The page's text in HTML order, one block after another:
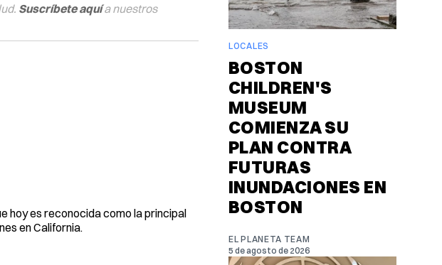
Suscríbete aquía nuestros
hoy es reconocida como la principal
en California.
LOCALES
BOSTON
CHILDREN'S
MUSEUM
COMIENZA SU
PLAN CONTRA
FUTURAS
INUNDACIONES EN
BOSTON
EL PLANETA TEAM
5 de agosto de 2026